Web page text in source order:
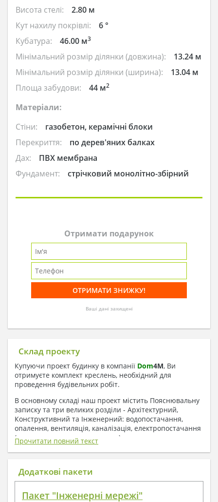
Висота стелі:
2.80 м
Кут нахилу покрівлі:
6 °
Кубатура:
46.00 м3
Мінімальний розмір ділянки (довжина):
13.24 м
Мінімальний розмір ділянки (ширина):
13.04 м
Площа забудови:
44 м2
Матеріали:
Стіни:
газобетон, керамічні блоки
Перекриття:
по дерев'яних балках
Дах:
ПВХ мембрана
Фундамент:
стрічковий монолітно-збірний
Отримати подарунок
Ваші дані захищені
Склад проекту
Купуючи проект будинку в компанії Dom4M, Ви
отримуєте комплект креслень, необхідний для
проведення будівельних робіт.
В основному складі наш проект містить Пояснювальну
записку та три великих розділи - Архітектурний,
Конструктивний та Інженерний: водопостачання,
опалення, вентиляція, каналізація, електропостачання
( купується за додаткову плату ).
1. До складу Архітектурного розділу
входять:
План покрівлі
Прочитати повний текст
Додаткові пакети
Пакет "Інженерні мережі"